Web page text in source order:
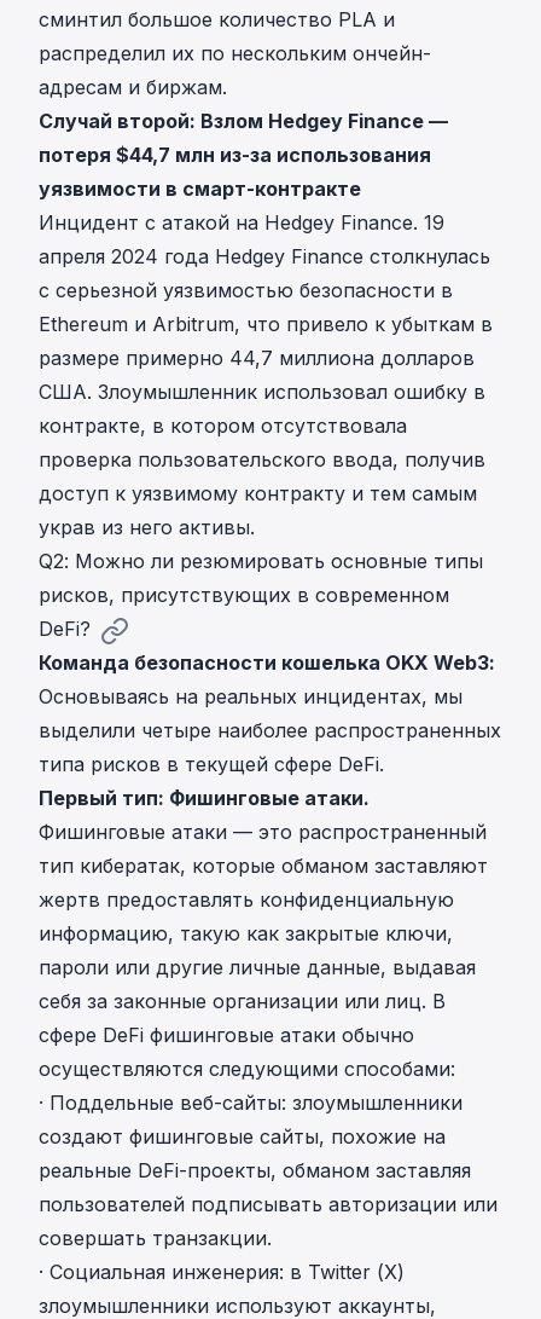
сминтил большое количество PLA и
распределил их по нескольким ончейн-
адресам и биржам.
Случай второй: Взлом Hedgey Finance —
потеря $44,7 млн из-за использования
уязвимости в смарт-контракте
Инцидент с атакой на Hedgey Finance. 19
апреля 2024 года Hedgey Finance столкнулась
с серьезной уязвимостью безопасности в
Ethereum и Arbitrum, что привело к убыткам в
размере примерно 44,7 миллиона долларов
США. Злоумышленник использовал ошибку в
контракте, в котором отсутствовала
проверка пользовательского ввода, получив
доступ к уязвимому контракту и тем самым
украв из него активы.
Q2: Можно ли резюмировать основные типы
рисков, присутствующих в современном
DeFi?
Команда безопасности кошелька OKX Web3:
Основываясь на реальных инцидентах, мы
выделили четыре наиболее распространенных
типа рисков в текущей сфере DeFi.
Первый тип: Фишинговые атаки.
Фишинговые атаки — это распространенный
тип кибератак, которые обманом заставляют
жертв предоставлять конфиденциальную
информацию, такую как закрытые ключи,
пароли или другие личные данные, выдавая
себя за законные организации или лиц. В
сфере DeFi фишинговые атаки обычно
осуществляются следующими способами:
· Поддельные веб-сайты: злоумышленники
создают фишинговые сайты, похожие на
реальные DeFi-проекты, обманом заставляя
пользователей подписывать авторизации или
совершать транзакции.
· Социальная инженерия: в Twitter (X)
злоумышленники используют аккаунты,